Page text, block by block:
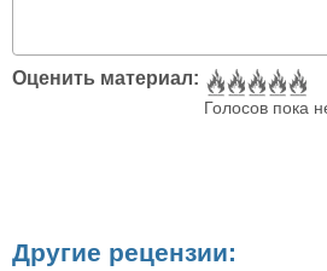
Оценить материал:
Голосов пока
Другие рецензии: